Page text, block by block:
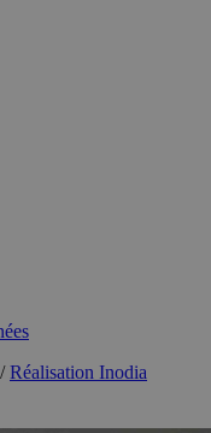
Réalisation Inodia